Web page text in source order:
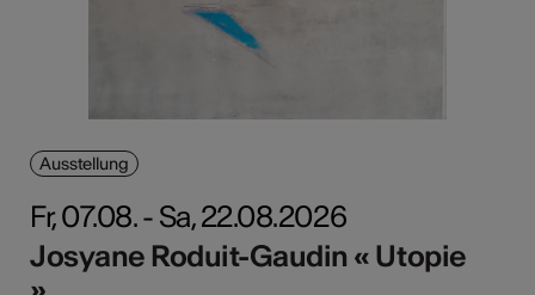
Ausstellung
Fr, 07.08. - Sa, 22.08.2026
Josyane Roduit-Gaudin « Utopie